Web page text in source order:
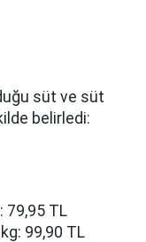
süt ve süt
belirledi:
79,95 TL
99,90 TL